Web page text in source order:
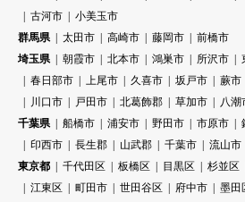
古河市
小美玉市
群馬県
太田市 高崎市 藤岡市
前橋市
埼玉県
朝霞市 北本市 鴻巣市 所沢市
春日部市
上尾市 久喜市 坂戸市 蕨市
川口市
戸田市 北葛飾郡 草加市
八潮
千葉県
船橋市 浦安市 野田市 市原市
印西市
長生郡 山武郡 千葉市 流山市
東京都
千代田区 板橋区 目黒区 杉並区
江東区
町田市 世田谷区 府中市 墨田